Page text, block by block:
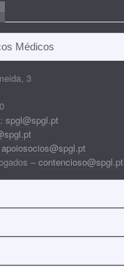
Médicos
3
spgl@spgl.pt
apoiosocios@spgl.pt
– contencioso@spgl.pt